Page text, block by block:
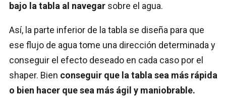
bajo la tabla al navegar sobre el agua.
Así, la parte inferior de la tabla se diseña para que
ese flujo de agua tome una dirección determinada y
conseguir el efecto deseado en cada caso por el
shaper. Bien conseguir que la tabla sea más rápida
o bien hacer que sea más ágil y maniobrable.